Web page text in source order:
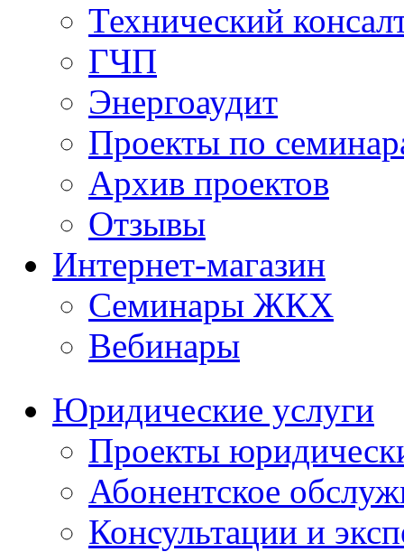
Технический
ГЧП
Энергоаудит
Проекты по
Архив проектов
Отзывы
Интернет-магазин
Семинары ЖКХ
Вебинары
Юридические услуги
Проекты
Абонентское
Консультации и